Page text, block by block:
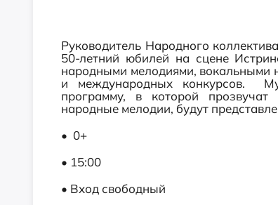
Руководитель Народного
50-летний юбилей на сцене
народными мелодиями, вокальными
и международных конкурсов.
программу, в которой
народные мелодии, будут
• 0+
• 15:00
• Вход свободный